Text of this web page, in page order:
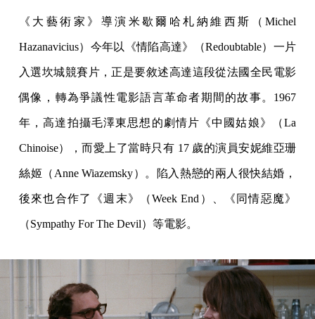
《大藝術家》導演米歇爾哈札納維西斯（Michel
Hazanavicius）今年以《情陷高達》（Redoubtable）一片
入選坎城競賽片，正是要敘述高達這段從法國全民電影
偶像，轉為爭議性電影語言革命者期間的故事。1967
年，高達拍攝毛澤東思想的劇情片《中國姑娘》（La
Chinoise），而愛上了當時只有 17 歲的演員安妮維亞珊
絲姬（Anne Wiazemsky）。陷入熱戀的兩人很快結婚，
後來也合作了《週末》（Week End）、《同情惡魔》
（Sympathy For The Devil）等電影。